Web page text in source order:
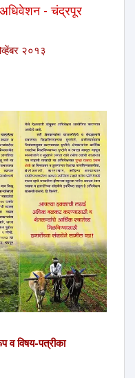
- चंद्रपूर
चंद्रपूर
२०१३
व विषय-पत्रीका